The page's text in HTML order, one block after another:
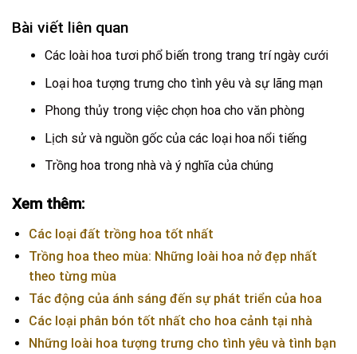
Bài viết liên quan
Các loài hoa tươi phổ biến trong trang trí ngày cưới
Loại hoa tượng trưng cho tình yêu và sự lãng mạn
Phong thủy trong việc chọn hoa cho văn phòng
Lịch sử và nguồn gốc của các loại hoa nổi tiếng
Trồng hoa trong nhà và ý nghĩa của chúng
Xem thêm:
Các loại đất trồng hoa tốt nhất
Trồng hoa theo mùa: Những loài hoa nở đẹp nhất
theo từng mùa
Tác động của ánh sáng đến sự phát triển của hoa
Các loại phân bón tốt nhất cho hoa cảnh tại nhà
Những loài hoa tượng trưng cho tình yêu và tình bạn